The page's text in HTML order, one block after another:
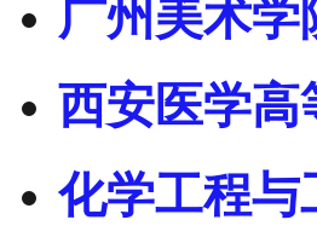
广州美术学
西安医学高
化学工程与